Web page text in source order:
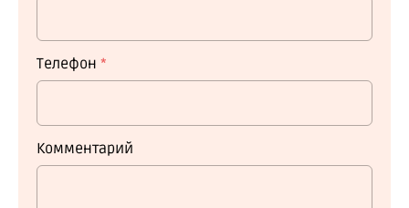
Телефон *
Комментарий